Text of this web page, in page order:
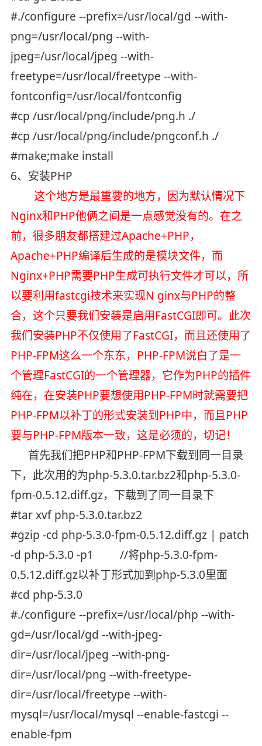
#./configure --prefix=/usr/local/gd --with-
png=/usr/local/png --with-
jpeg=/usr/local/jpeg --with-
freetype=/usr/local/freetype --with-
fontconfig=/usr/local/fontconfig
#cp /usr/local/png/include/png.h ./
#cp /usr/local/png/include/pngconf.h ./
#make;make install
6、安装PHP
这个地方是最重要的地方，因为默认情况下
Nginx和PHP他俩之间是一点感觉没有的。在之
前，很多朋友都搭建过Apache+PHP，
Apache+PHP编译后生成的是模块文件，而
Nginx+PHP需要PHP生成可执行文件才可以，所
以要利用fastcgi技术来实现N ginx与PHP的整
合，这个只要我们安装是启用FastCGI即可。此次
我们安装PHP不仅使用了FastCGI，而且还使用了
PHP-FPM这么一个东东，PHP-FPM说白了是一
个管理FastCGI的一个管理器，它作为PHP的插件
纯在，在安装PHP要想使用PHP-FPM时就需要把
PHP-FPM以补丁的形式安装到PHP中，而且PHP
要与PHP-FPM版本一致，这是必须的，切记！
首先我们把PHP和PHP-FPM下载到同一目录
下，此次用的为php-5.3.0.tar.bz2和php-5.3.0-
fpm-0.5.12.diff.gz，下载到了同一目录下
#tar xvf php-5.3.0.tar.bz2
#gzip -cd php-5.3.0-fpm-0.5.12.diff.gz | patch
-d php-5.3.0 -p1 //将php-5.3.0-fpm-
0.5.12.diff.gz以补丁形式加到php-5.3.0里面
#cd php-5.3.0
#./configure --prefix=/usr/local/php --with-
gd=/usr/local/gd --with-jpeg-
dir=/usr/local/jpeg --with-png-
dir=/usr/local/png --with-freetype-
dir=/usr/local/freetype --with-
mysql=/usr/local/mysql --enable-fastcgi --
enable-fpm